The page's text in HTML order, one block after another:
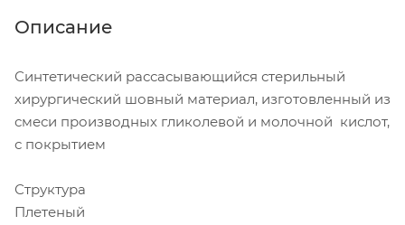
Описание
Синтетический рассасывающийся стерильный
хирургический шовный материал, изготовленный из
смеси производных гликолевой и молочной кислот,
с покрытием
Структура
Плетеный